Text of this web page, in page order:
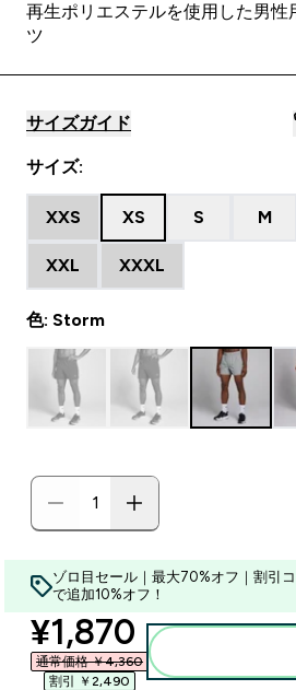
再生ポリエステルを使用した男性
ツ
サイズガイド
サイズ:
XXS XS S M
XXL XXXL
色: Storm
ゾロ目セール｜最大70%オフ｜割引
で追加10%オフ！
discounted
¥1,870‎
通常価格 ￥4,360‎
割引 ￥2,490‎